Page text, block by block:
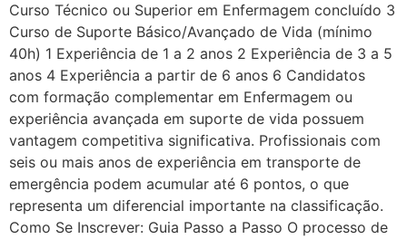
Curso Técnico ou Superior em Enfermagem concluído 3
Curso de Suporte Básico/Avançado de Vida (mínimo
40h) 1 Experiência de 1 a 2 anos 2 Experiência de 3 a 5
anos 4 Experiência a partir de 6 anos 6 Candidatos
com formação complementar em Enfermagem ou
experiência avançada em suporte de vida possuem
vantagem competitiva significativa. Profissionais com
seis ou mais anos de experiência em transporte de
emergência podem acumular até 6 pontos, o que
representa um diferencial importante na classificação.
Como Se Inscrever: Guia Passo a Passo O processo de